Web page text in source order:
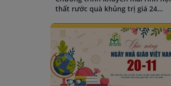
thất rước quà khủng trị giá 24